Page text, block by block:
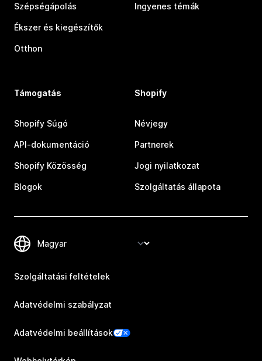
Szépségápolás
Ékszer és kiegészítők
Otthon
Ingyenes témák
Támogatás
Shopify Súgó
API-dokumentáció
Shopify Közösség
Blogok
Shopify
Névjegy
Partnerek
Jogi nyilatkozat
Szolgáltatás állapota
Szolgáltatási feltételek
Adatvédelmi szabályzat
Adatvédelmi beállítások